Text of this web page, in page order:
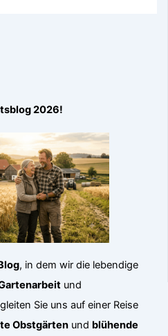
2026!
, in dem wir die lebendige
und
Sie uns auf einer Reise
Obstgärten und blühende